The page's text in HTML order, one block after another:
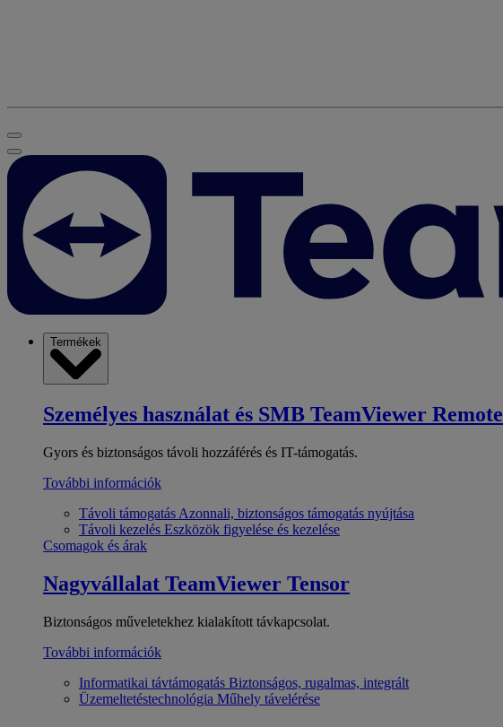
Termékek
Személyes használat és SMB TeamViewer Remote
Gyors és biztonságos távoli hozzáférés és IT-támogatás.
További információk
Távoli támogatás Azonnali, biztonságos támogatás nyújtása
Távoli kezelés Eszközök figyelése és kezelése
Csomagok és árak
Nagyvállalat TeamViewer Tensor
Biztonságos műveletekhez kialakított távkapcsolat.
További információk
Informatikai távtámogatás Biztonságos, rugalmas, integrált
Üzemeltetéstechnológia Műhely távelérése